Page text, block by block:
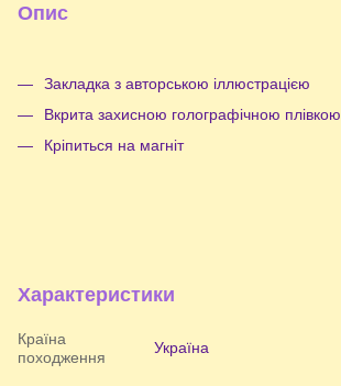
Опис
Закладка з авторською іллюстрацією
Вкрита захисною голографічною плівкою
Кріпиться на магніт
Характеристики
Країна
походження
Україна